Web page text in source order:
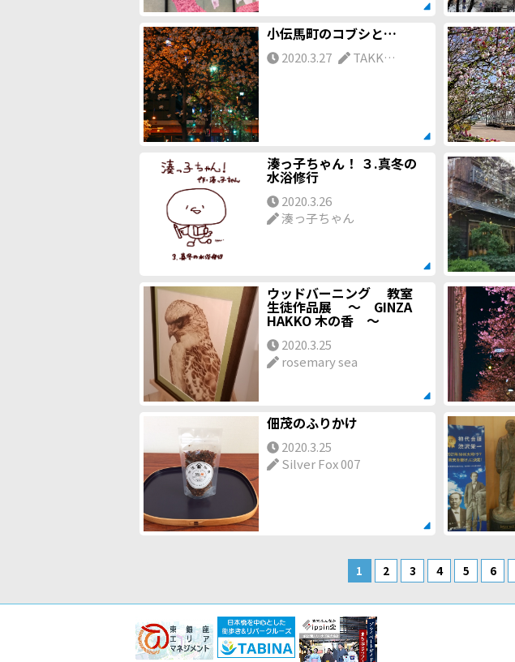
小伝馬町のコブシと…
2020.3.27 TAKK…
湊っ子ちゃん！ ３.真冬の
水浴修行
2020.3.26
湊っ子ちゃん
ウッドバーニング 教室
生徒作品展 ～ GINZA
HAKKO 木の香 ～
2020.3.25
rosemary sea
佃茂のふりかけ
2020.3.25
Silver Fox 007
1 2 3 4 5 6